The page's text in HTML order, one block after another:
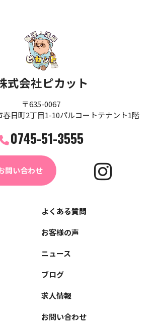
式会社ピカット
〒635-0067
日町2丁目1-10パルコートテナント1階
0745-51-3555
問い合わせ
よくある質問
お客様の声
ニュース
ブログ
求人情報
お問い合わせ